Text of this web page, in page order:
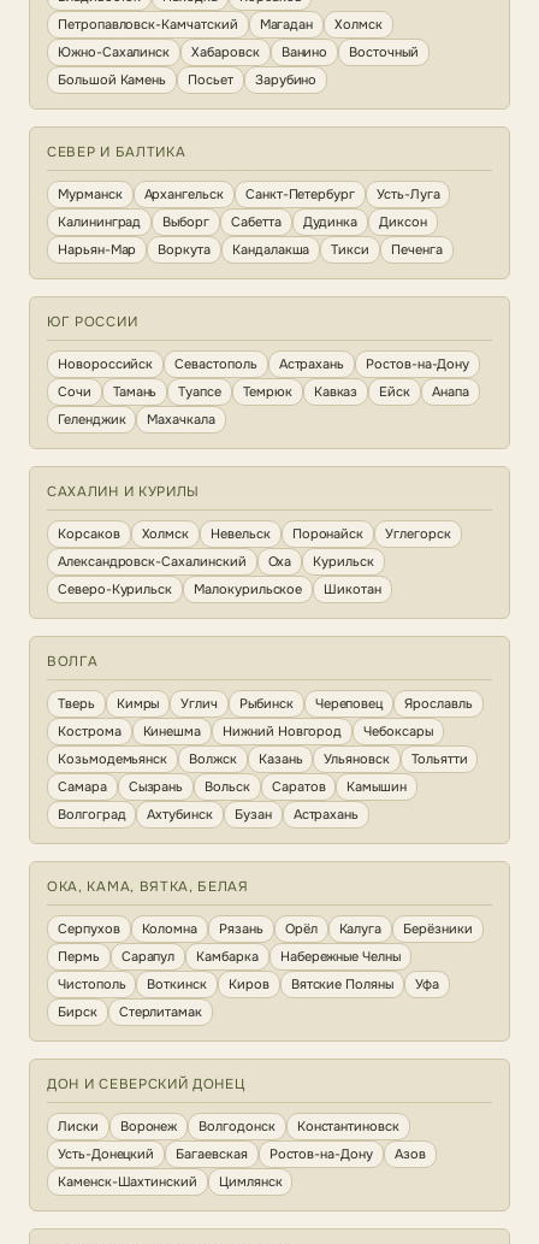
Петропавловск-Камчатский
Магадан
Холмск
Южно-Сахалинск
Хабаровск Ванино
Восточный
Большой Камень
Посьет Зарубино
СЕВЕР И БАЛТИКА
Мурманск Архангельск Санкт-Петербург
Усть-Луга
Калининград
Выборг Сабетта Дудинка
Диксон
Нарьян-Мар
Воркута Кандалакша Тикси Печенга
ЮГ РОССИИ
Новороссийск Севастополь Астрахань
Ростов-на-Дону
Сочи
Тамань Туапсе Темрюк Кавказ Ейск
Анапа
Геленджик
Махачкала
САХАЛИН И КУРИЛЫ
Корсаков Холмск Невельск Поронайск
Углегорск
Александровск-Сахалинский
Оха
Курильск
Северо-Курильск
Малокурильское Шикотан
ВОЛГА
Тверь Кимры Углич Рыбинск Череповец
Ярославль
Кострома
Кинешма Нижний Новгород
Чебоксары
Козьмодемьянск
Волжск Казань Ульяновск
Тольятти
Самара
Сызрань Вольск Саратов
Камышин
Волгоград
Ахтубинск Бузан Астрахань
ОКА, КАМА, ВЯТКА, БЕЛАЯ
Серпухов Коломна Рязань Орёл Калуга
Берёзники
Пермь
Сарапул Камбарка
Набережные Челны
Чистополь
Воткинск Киров Вятские Поляны
Уфа
Бирск
Стерлитамак
ДОН И СЕВЕРСКИЙ ДОНЕЦ
Лиски Воронеж Волгодонск
Константиновск
Усть-Донецкий
Багаевская Ростов-на-Дону
Азов
Каменск-Шахтинский
Цимлянск